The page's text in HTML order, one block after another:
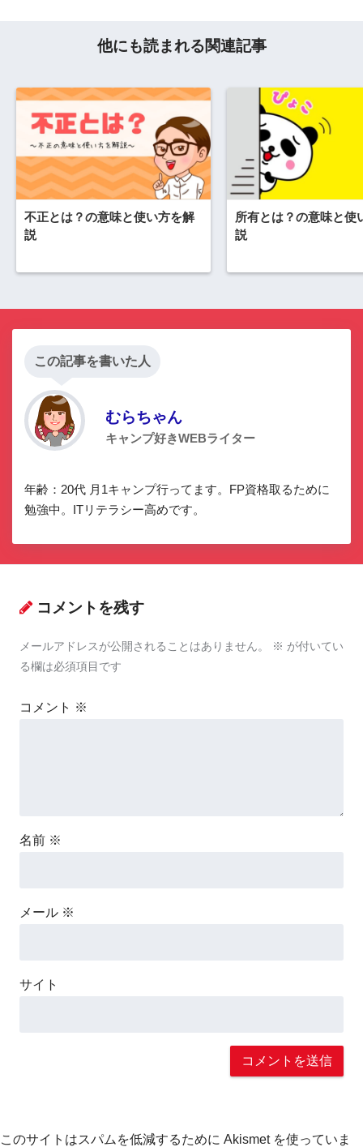
他にも読まれる関連記事
不正とは？の意味と使い方を解
説
所有とは？の意味と使
説
この記事を書いた人
むらちゃん
キャンプ好きWEBライター
年齢：20代 月1キャンプ行ってます。FP資格取るために
勉強中。ITリテラシー高めです。
コメントを残す
メールアドレスが公開されることはありません。 ※ が付いてい
る欄は必須項目です
コメント ※
名前 ※
メール ※
サイト
このサイトはスパムを低減するために Akismet を使っていま